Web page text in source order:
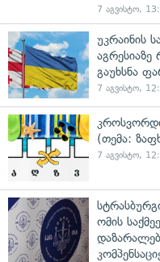
7 აგვისტო,
უკრაინის
აგრესიაზე
გაუხსნა
7 აგვისტო,
(თემა:
7 აგვისტო,
ომის